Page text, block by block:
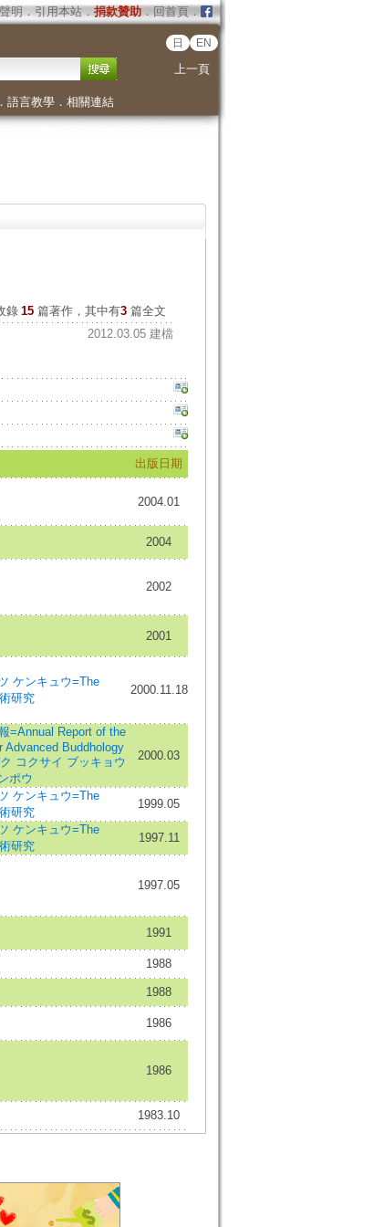
明 ． 引用本站． 捐款贊助．回首頁．
日 EN
上一頁
語言教學． 相關連結
錄 15 篇著作，其中有3篇全文
2012.03.05 建檔
出版日期
2004.01
2004
2002
2001
ケンキュウ=The
研究
2000.11.18
=Annual Report of the
Advanced Buddhology
コクサイ ブッキョウ
ポウ
2000.03
ケンキュウ=The
研究
1999.05
ケンキュウ=The
研究
1997.11
1997.05
1991
1988
1988
1986
1986
1983.10